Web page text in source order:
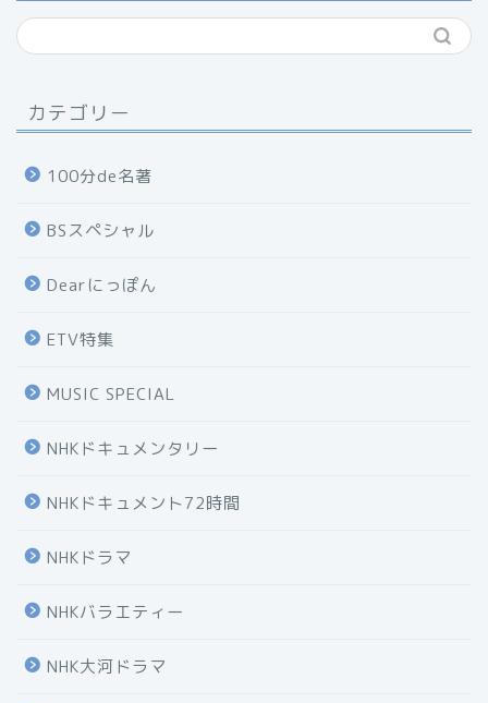
カテゴリー
100分de名著
BSスペシャル
Dearにっぽん
ETV特集
MUSIC SPECIAL
NHKドキュメンタリー
NHKドキュメント72時間
NHKドラマ
NHKバラエティー
NHK大河ドラマ